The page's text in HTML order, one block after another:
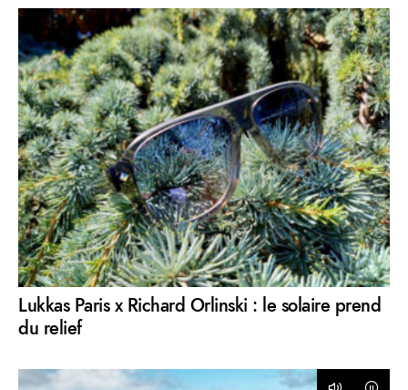
Lukkas Paris x Richard Orlinski : le solaire prend
du relief